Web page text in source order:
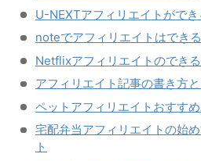
U-NEXTアフィリエイトができ
noteでアフィリエイトはでき
Netflixアフィリエイトのでき
アフィリエイト記事の書き方
ペットアフィリエイトおすす
宅配弁当アフィリエイトの始
ト